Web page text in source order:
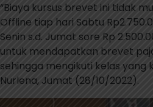
“Biaya kursus brevet ini tidak
Offline tiap hari Sabtu
Senin s.d. Jumat sore Rp
untuk mendapatkan brevet
sehingga mengikuti kelas yang
Nurlena, Jumat (28/10/2022).